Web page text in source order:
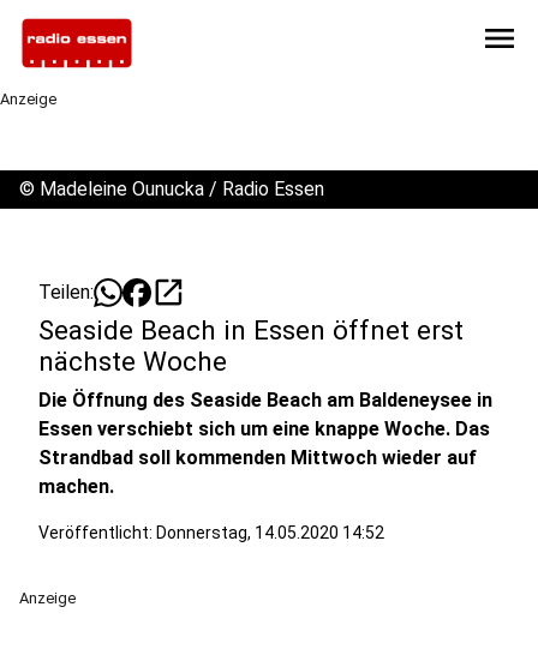
menu
Anzeige
© Madeleine Ounucka / Radio Essen
Teilen: open_in_new
Seaside Beach in Essen öffnet erst
nächste Woche
Die Öffnung des Seaside Beach am Baldeneysee in
Essen verschiebt sich um eine knappe Woche. Das
Strandbad soll kommenden Mittwoch wieder auf
machen.
Veröffentlicht: Donnerstag, 14.05.2020 14:52
Anzeige